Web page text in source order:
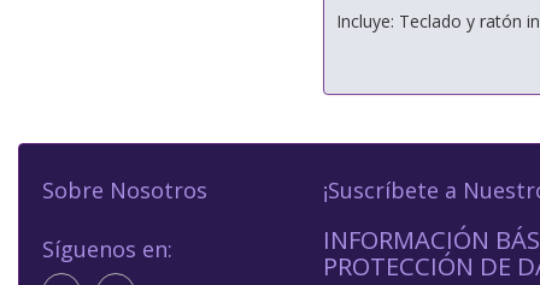
Incluye: Teclado y ratón
Sobre Nosotros
Síguenos en:
¡Suscríbete a
INFORMACIÓN
PROTECCIÓN DE